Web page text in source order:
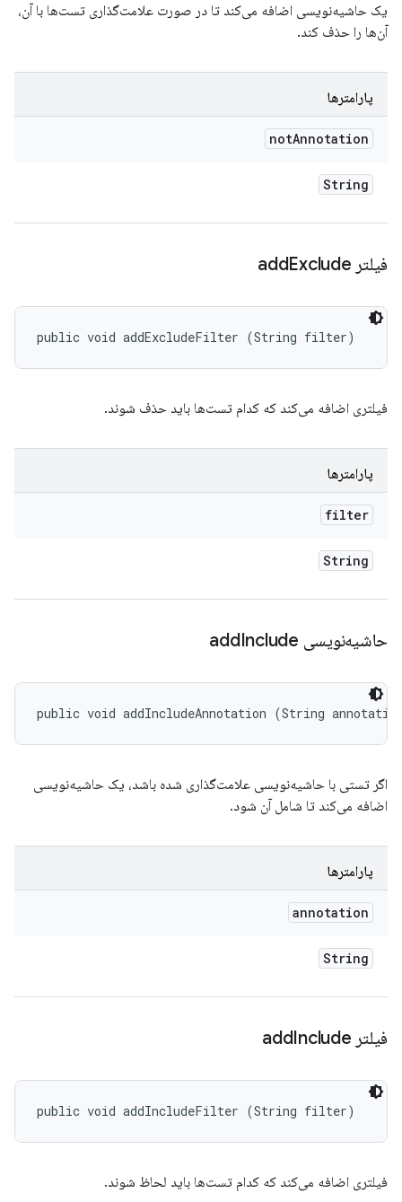
یک حاشیه‌نویسی اضافه می‌کند تا در صورت علامت‌گذاری تست‌ها با آن،
آن‌ها را حذف کند.
پارامترها
notAnnotation
String
فیلتر add Exclude
public void addExcludeFilter (String filter)
فیلتری اضافه می‌کند که کدام تست‌ها باید حذف شوند.
پارامترها
filter
String
حاشیه‌نویسی add Include
public void addIncludeAnnotation (String
اگر تستی با حاشیه‌نویسی علامت‌گذاری شده باشد، یک حاشیه‌نویسی
اضافه می‌کند تا شامل آن شود.
پارامترها
annotation
String
فیلتر add Include
public void addIncludeFilter (String filter)
فیلتری اضافه می‌کند که کدام تست‌ها باید لحاظ شوند.